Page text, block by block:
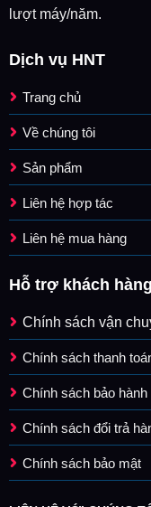
lượt máy/năm.
Dịch vụ HNT
Trang chủ
Về chúng tôi
Sản phẩm
Liên hệ hợp tác
Liên hệ mua hàng
Hỗ trợ khách hàng
Chính sách vận
Chính sách thanh
Chính sách bảo hành
Chính sách đổi trả
Chính sách bảo mật